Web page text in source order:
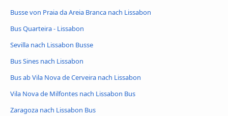
Busse von Praia da Areia Branca nach Lissabon
Bus Quarteira - Lissabon
Sevilla nach Lissabon Busse
Bus Sines nach Lissabon
Bus ab Vila Nova de Cerveira nach Lissabon
Vila Nova de Milfontes nach Lissabon Bus
Zaragoza nach Lissabon Bus